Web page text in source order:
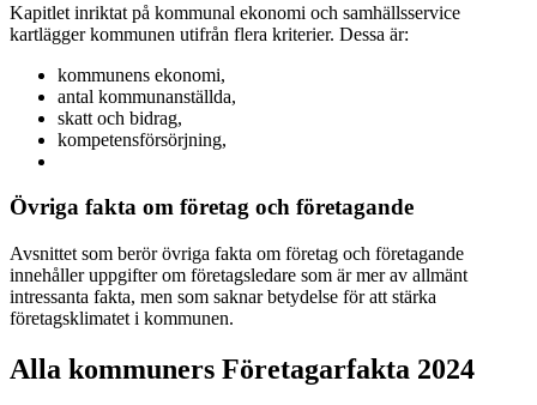
Kapitlet inriktat på kommunal ekonomi och samhällsservice
kartlägger kommunen utifrån flera kriterier. Dessa är:
kommunens ekonomi,
antal kommunanställda,
skatt och bidrag,
kompetensförsörjning,
Övriga fakta om företag och företagande
Avsnittet som berör övriga fakta om företag och företagande
innehåller uppgifter om företagsledare som är mer av allmänt
intressanta fakta, men som saknar betydelse för att stärka
företagsklimatet i kommunen.
Alla kommuners Företagarfakta 2024